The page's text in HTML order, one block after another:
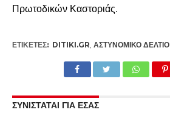
Πρωτοδικών Καστοριάς.
ΕΤΙΚΕΤΕΣ: DITIKI.GR, ΑΣΤΥΝΟΜΙΚΌ ΔΕΛΤΊΟ
ΣΥΝΙΣΤΑΤΑΙ ΓΙΑ ΕΣΑΣ